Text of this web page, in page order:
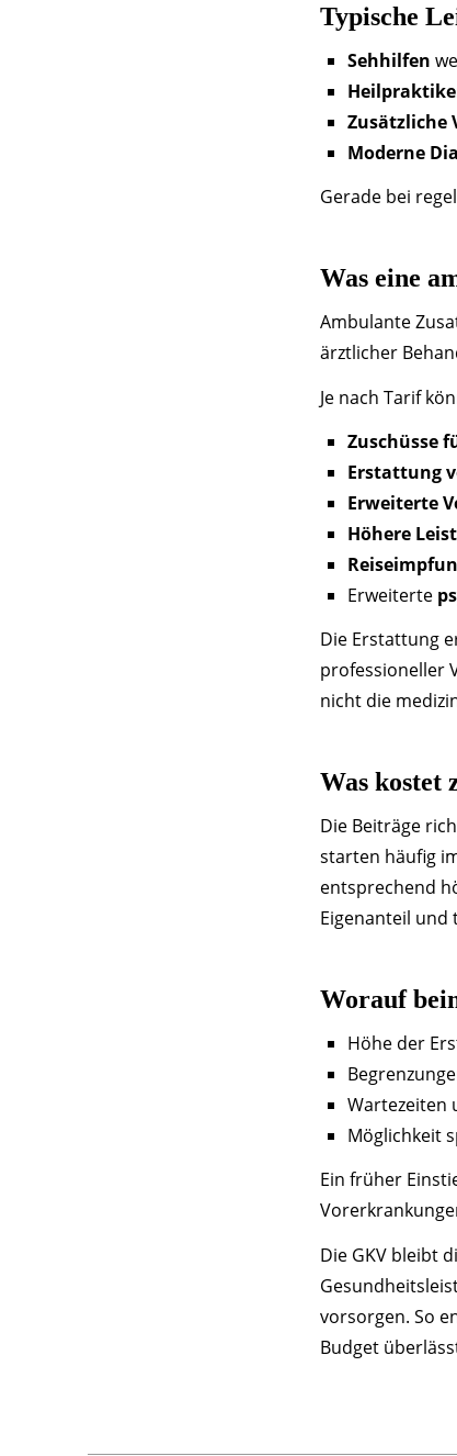
Typische
Sehhilfen
Zusätzliche
Moderne
Gerade bei
Was eine
Ambulante
ärztlicher
Je nach Tarif
Zuschüsse
Erstattung
Erweiterte
Höhere
Erweiterte
Die Erstattung
professioneller
nicht die
Was kostet
Die Beiträge
starten häufig
entsprechend
Eigenanteil und
Worauf
Höhe der
Wartezeiten
Möglichkeit
Ein früher
Die GKV bleibt
vorsorgen. So
Budget